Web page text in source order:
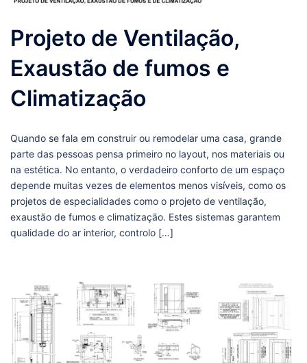
Projeto de Ventilação,
Exaustão de fumos e
Climatização
Quando se fala em construir ou remodelar uma casa, grande
parte das pessoas pensa primeiro no layout, nos materiais ou
na estética. No entanto, o verdadeiro conforto de um espaço
depende muitas vezes de elementos menos visíveis, como os
projetos de especialidades como o projeto de ventilação,
exaustão de fumos e climatização. Estes sistemas garantem
qualidade do ar interior, controlo […]